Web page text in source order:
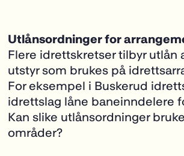
Utlånsordninger for
Flere idrettskretser tilbyr utlån
utstyr som brukes på
For eksempel i Buskerud
idrettslag låne baneinndelere
Kan slike utlånsordninger
områder?